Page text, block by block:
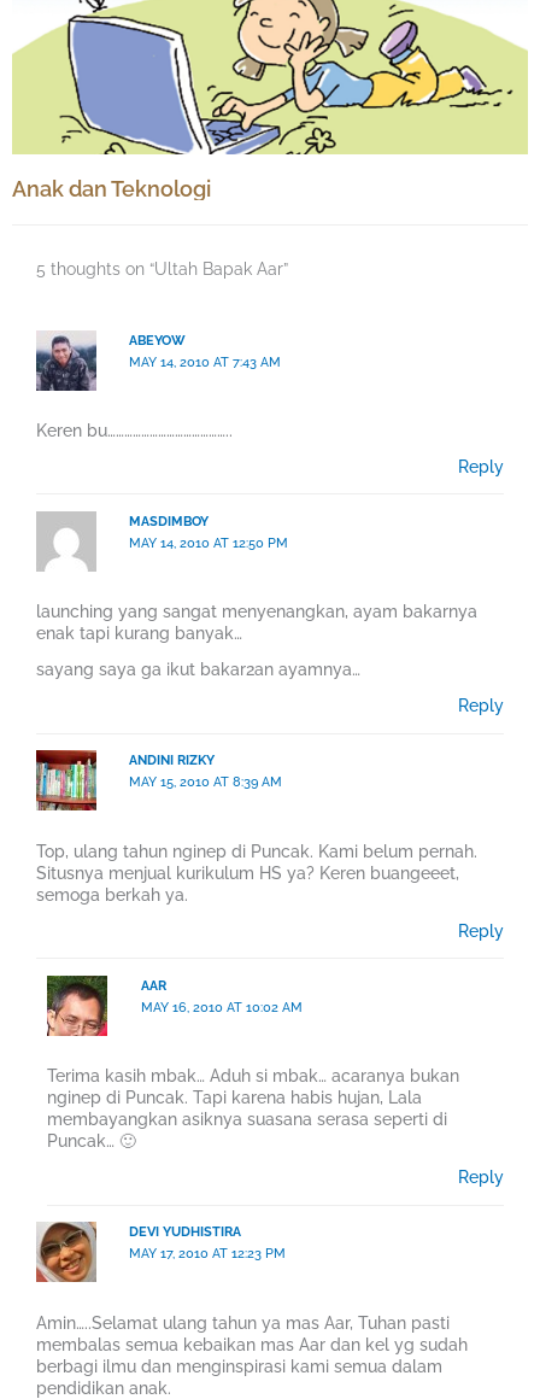
Anak dan Teknologi
5 thoughts on “Ultah Bapak Aar”
ABEYOW
MAY 14, 2010 AT 7:43 AM
Keren bu……………………………………..
Reply
MASDIMBOY
MAY 14, 2010 AT 12:50 PM
launching yang sangat menyenangkan, ayam bakarnya
enak tapi kurang banyak…
sayang saya ga ikut bakar2an ayamnya…
Reply
ANDINI RIZKY
MAY 15, 2010 AT 8:39 AM
Top, ulang tahun nginep di Puncak. Kami belum pernah.
Situsnya menjual kurikulum HS ya? Keren buangeeet,
semoga berkah ya.
Reply
AAR
MAY 16, 2010 AT 10:02 AM
Terima kasih mbak… Aduh si mbak… acaranya bukan
nginep di Puncak. Tapi karena habis hujan, Lala
membayangkan asiknya suasana serasa seperti di
Puncak… 🙂
Reply
DEVI YUDHISTIRA
MAY 17, 2010 AT 12:23 PM
Amin…..Selamat ulang tahun ya mas Aar, Tuhan pasti
membalas semua kebaikan mas Aar dan kel yg sudah
berbagi ilmu dan menginspirasi kami semua dalam
pendidikan anak.